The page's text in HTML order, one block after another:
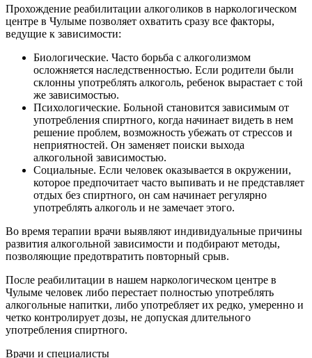
Прохождение реабилитации алкоголиков в наркологическом
центре в Чулыме позволяет охватить сразу все факторы,
ведущие к зависимости:
Биологические. Часто борьба с алкоголизмом
осложняется наследственностью. Если родители были
склонны употреблять алкоголь, ребенок вырастает с той
же зависимостью.
Психологические. Больной становится зависимым от
употребления спиртного, когда начинает видеть в нем
решение проблем, возможность убежать от стрессов и
неприятностей. Он заменяет поиски выхода
алкогольной зависимостью.
Социальные. Если человек оказывается в окружении,
которое предпочитает часто выпивать и не представляет
отдых без спиртного, он сам начинает регулярно
употреблять алкоголь и не замечает этого.
Во время терапии врачи выявляют индивидуальные причины
развития алкогольной зависимости и подбирают методы,
позволяющие предотвратить повторный срыв.
После реабилитации в нашем наркологическом центре в
Чулыме человек либо перестает полностью употреблять
алкогольные напитки, либо употребляет их редко, умеренно и
четко контролирует дозы, не допуская длительного
употребления спиртного.
Врачи и специалисты